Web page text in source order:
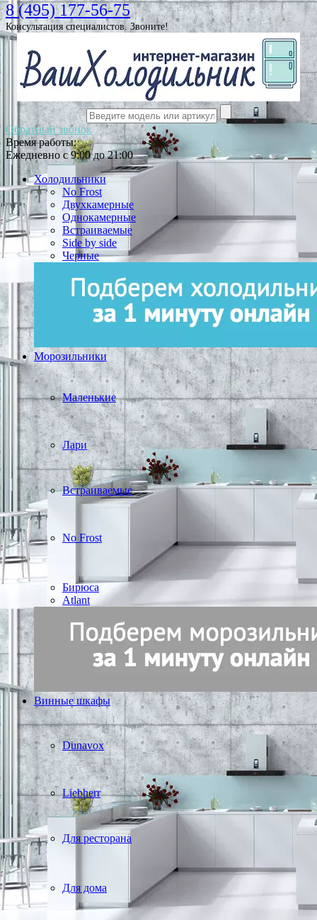
8 (495) 177-56-75
Консультация специалистов. Звоните!
Обратный звонок
Время работы:
Ежедневно с 9:00 до 21:00
Холодильники
No Frost
Двухкамерные
Однокамерные
Встраиваемые
Side by side
Черные
Морозильники
Маленькие
Лари
Встраиваемые
No Frost
Бирюса
Atlant
Винные шкафы
Dunavox
Liebherr
Для ресторана
Для дома